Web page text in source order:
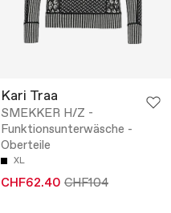
Kari Traa
SMEKKER H/Z -
Funktionsunterwäsche -
Oberteile
XL
CHF62.40 CHF104